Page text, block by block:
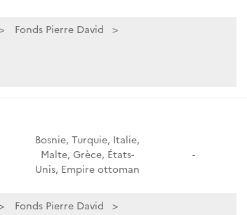
Fonds Pierre David
Bosnie, Turquie, Italie,
Malte, Grèce, États-
Unis, Empire ottoman
-
Fonds Pierre David